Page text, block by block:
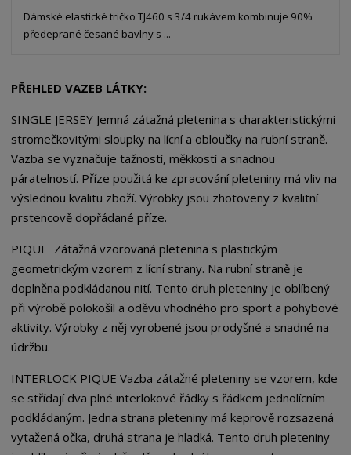
Dámské elastické tričko TJ460 s 3/4 rukávem kombinuje 90%
předeprané česané bavlny s ...
PŘEHLED VAZEB LÁTKY:
SINGLE JERSEY Jemná zátažná pletenina s charakteristickými
stromečkovitými sloupky na lícní a obloučky na rubní straně.
Vazba se vyznačuje tažností, měkkostí a snadnou
páratelností. Příze použitá ke zpracování pleteniny má vliv na
výslednou kvalitu zboží. Výrobky jsou zhotoveny z kvalitní
prstencově dopřádané příze.
PIQUE Zátažná vzorovaná pletenina s plastickým
geometrickým vzorem z lícní strany. Na rubní straně je
doplněna podkládanou nití. Tento druh pleteniny je oblíbený
při výrobě polokošil a oděvu vhodného pro sport a pohybové
aktivity. Výrobky z něj vyrobené jsou prodyšné a snadné na
údržbu.
INTERLOCK PIQUE Vazba zátažné pleteniny se vzorem, kde
se střídají dva plné interlokové řádky s řádkem jednolícním
podkládaným. Jedna strana pleteniny má keprově rozsazená
vytažená očka, druhá strana je hladká. Tento druh pleteniny